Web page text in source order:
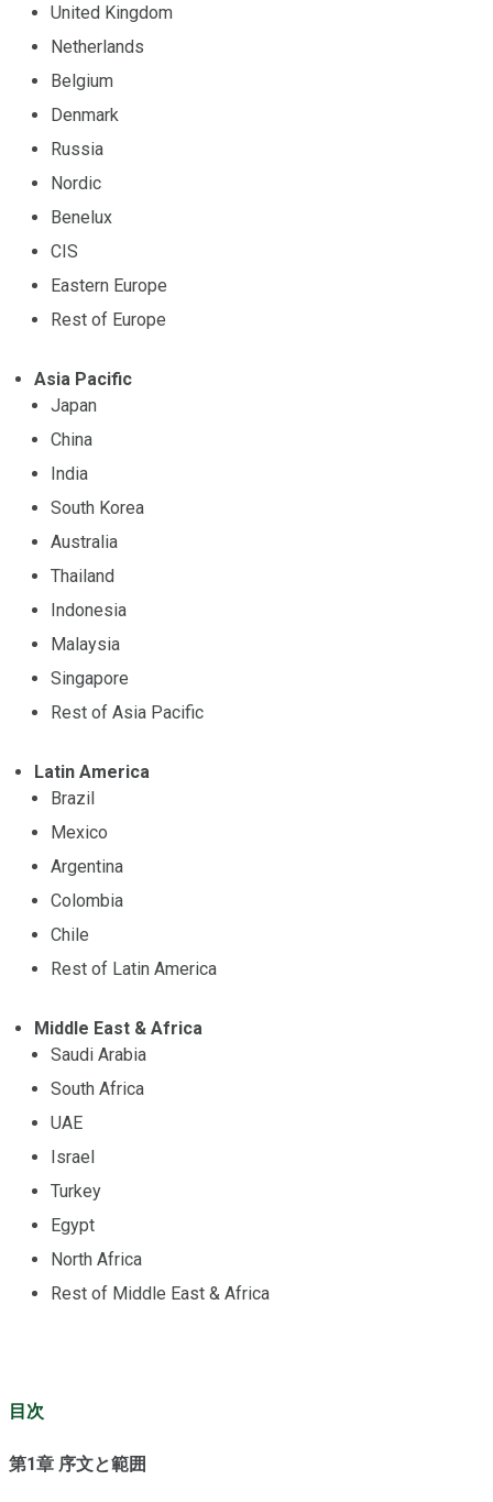
United Kingdom
Netherlands
Belgium
Denmark
Russia
Nordic
Benelux
CIS
Eastern Europe
Rest of Europe
Asia Pacific
Japan
China
India
South Korea
Australia
Thailand
Indonesia
Malaysia
Singapore
Rest of Asia Pacific
Latin America
Brazil
Mexico
Argentina
Colombia
Chile
Rest of Latin America
Middle East & Africa
Saudi Arabia
South Africa
UAE
Israel
Turkey
Egypt
North Africa
Rest of Middle East & Africa
目次
第1章 序文と範囲